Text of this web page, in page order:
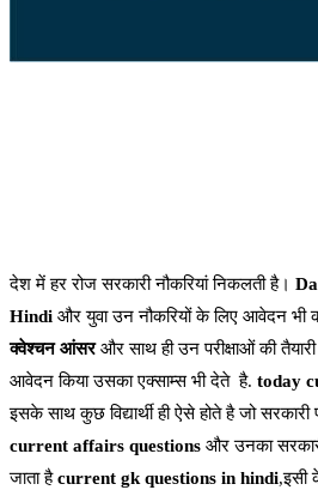
देश में हर रोज सरकारी नौकरियां निकलती है।
Hindi और युवा उन नौकरियों के लिए आवेदन भी
क्वेश्चन आंसरऔर साथ ही उन परीक्षाओं की
आवेदन किया उसका एक्साम्स भी देते है. today
इसके साथ कुछ विद्यार्थी ही ऐसे होते है जो सरकारी
current affairs questions और उनका
जाता हैcurrent gk questions in hindi,इसी